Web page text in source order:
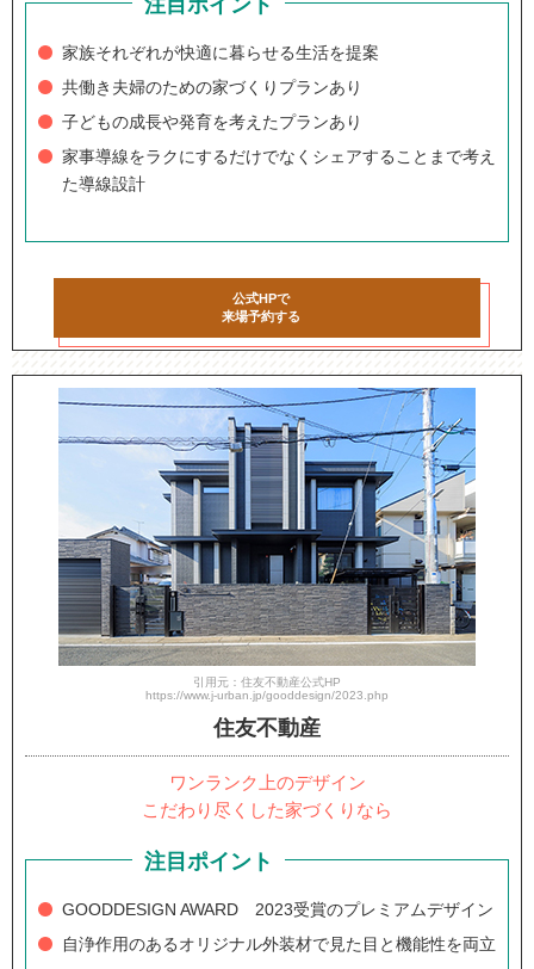
注目ポイント
家族それぞれが快適に暮らせる生活を提案
共働き夫婦のための家づくりプランあり
子どもの成長や発育を考えたプランあり
家事導線をラクにするだけでなくシェアすることまで考え
た導線設計
公式HPで
来場予約する
引用元：住友不動産公式HP
https://www.j-urban.jp/gooddesign/2023.php
住友不動産
ワンランク上のデザイン
こだわり尽くした家づくりなら
注目ポイント
GOODDESIGN AWARD 2023受賞のプレミアムデザイン
自浄作用のあるオリジナル外装材で見た目と機能性を両立